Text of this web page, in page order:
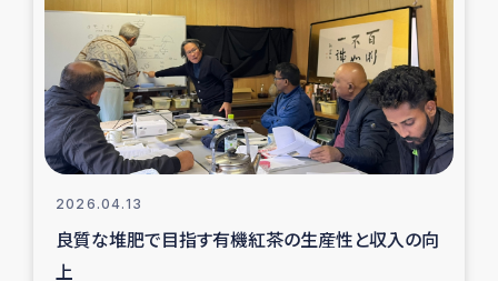
仮設住宅生活支援・農業復興支援
漁業復興支援
インターン・ボランティア日誌
居場所づくり
2026.04.13
良質な堆肥で目指す有機紅茶の生産性と収入の向
上